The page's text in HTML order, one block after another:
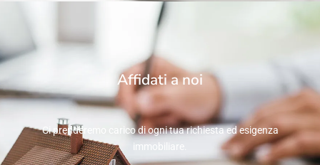
Affidati a noi
Ci prenderemo carico di ogni tua richiesta ed esigenza
immobiliare.